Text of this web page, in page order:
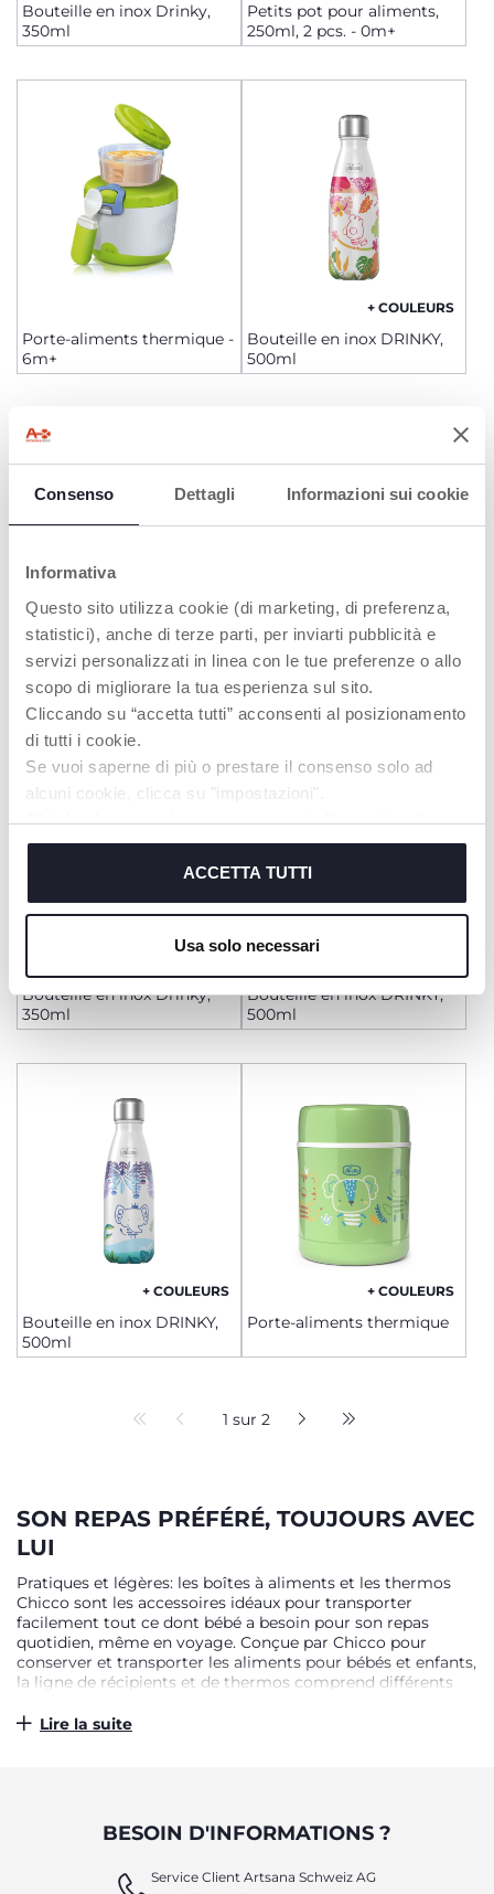
Consenso Dettagli Informazioni sui cookie
Informativa
Questo sito utilizza cookie (di marketing, di preferenza,
statistici), anche di terze parti, per inviarti pubblicità e
servizi personalizzati in linea con le tue preferenze o allo
scopo di migliorare la tua esperienza sul sito.
Cliccando su “accetta tutti” acconsenti al posizionamento
di tutti i cookie.
Se vuoi saperne di più o prestare il consenso solo ad
alcuni cookie, clicca su "impostazioni".
Chiudendo questo banner acconsenti all’uso dei soli
cookie tecnici, indispensabili per fruire del servizio
ACCETTA TUTTI
Usa solo necessari
Bouteille en inox Drinky,
350ml
Petits pot pour aliments,
250ml, 2 pcs. - 0m+
Porte-aliments thermique -
6m+
+ COULEURS
Bouteille en inox DRINKY,
500ml
Doseur pour lait en poudre
2en1- 0m+
Boîte repas isotherme
Bouteille en inox Drinky,
350ml
Bouteille en inox DRINKY,
500ml
+ COULEURS
Bouteille en inox DRINKY,
500ml
+ COULEURS
Porte-aliments thermique
1 sur 2
SON REPAS PRÉFÉRÉ, TOUJOURS AVEC
LUI
Pratiques et légères: les boîtes à aliments et les thermos
Chicco sont les accessoires idéaux pour transporter
facilement tout ce dont bébé a besoin pour son repas
quotidien, même en voyage. Conçue par Chicco pour
conserver et transporter les aliments pour bébés et enfants,
la ligne de récipients et de thermos comprend différents
au chaud et aider maman et papa à préparer leurs repas
la dernière législation et pour garantir au bébé un repas en
toute sécurité.
DU BIBERON À SES PREMIERS PLATS
Lire la suite
BESOIN D'INFORMATIONS ?
Service Client Artsana Schweiz AG